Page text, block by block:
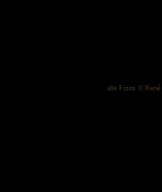
alle Fotos © René